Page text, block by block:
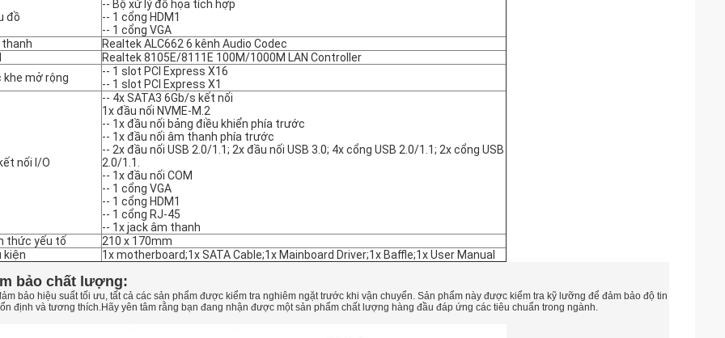
đồ
-- Bộ xử lý đồ họa tích hợp
-- 1 cổng HDM1
-- 1 cổng VGA
Realtek ALC662 6 kênh Audio Codec
Realtek 8105E/8111E 100M/1000M LAN Controller
khe mở rộng
-- 1 slot PCI Express X16
-- 1 slot PCI Express X1
nối I/O
-- 4x SATA3 6Gb/s kết nối
1x đầu nối NVME-M.2
-- 1x đầu nối bảng điều khiển phía trước
-- 1x đầu nối âm thanh phía trước
-- 2x đầu nối USB 2.0/1.1; 2x đầu nối USB 3.0; 4x cổng USB 2.0/1.1; 2x cổng USB
2.0/1.1.
-- 1x đầu nối COM
-- 1 cổng VGA
-- 1 cổng HDM1
-- 1 cổng RJ-45
-- 1x jack âm thanh
thức yếu tố
210 x 170mm
kiện
1x motherboard;1x SATA Cable;1x Mainboard Driver;1x Baffle;1x User Manual
bảo chất lượng:
bảo hiệu suất tối ưu, tất cả các sản phẩm được kiểm tra nghiêm ngặt trước khi vận chuyển. Sản phẩm này được kiểm tra kỹ lưỡng để đảm bảo độ tin
định và tương thích.Hãy yên tâm rằng bạn đang nhận được một sản phẩm chất lượng hàng đầu đáp ứng các tiêu chuẩn trong ngành.